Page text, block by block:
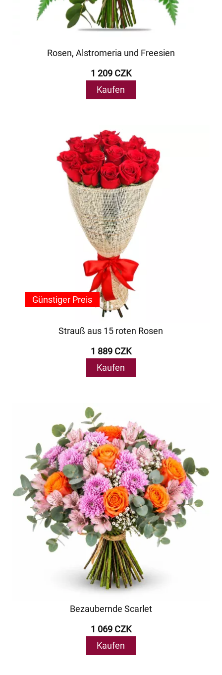
Rosen, Alstromeria und Freesien
1 209 CZK
Kaufen
Strauß aus 15 roten Rosen
1 889 CZK
Kaufen
Günstiger Preis
Bezaubernde Scarlet
1 069 CZK
Kaufen